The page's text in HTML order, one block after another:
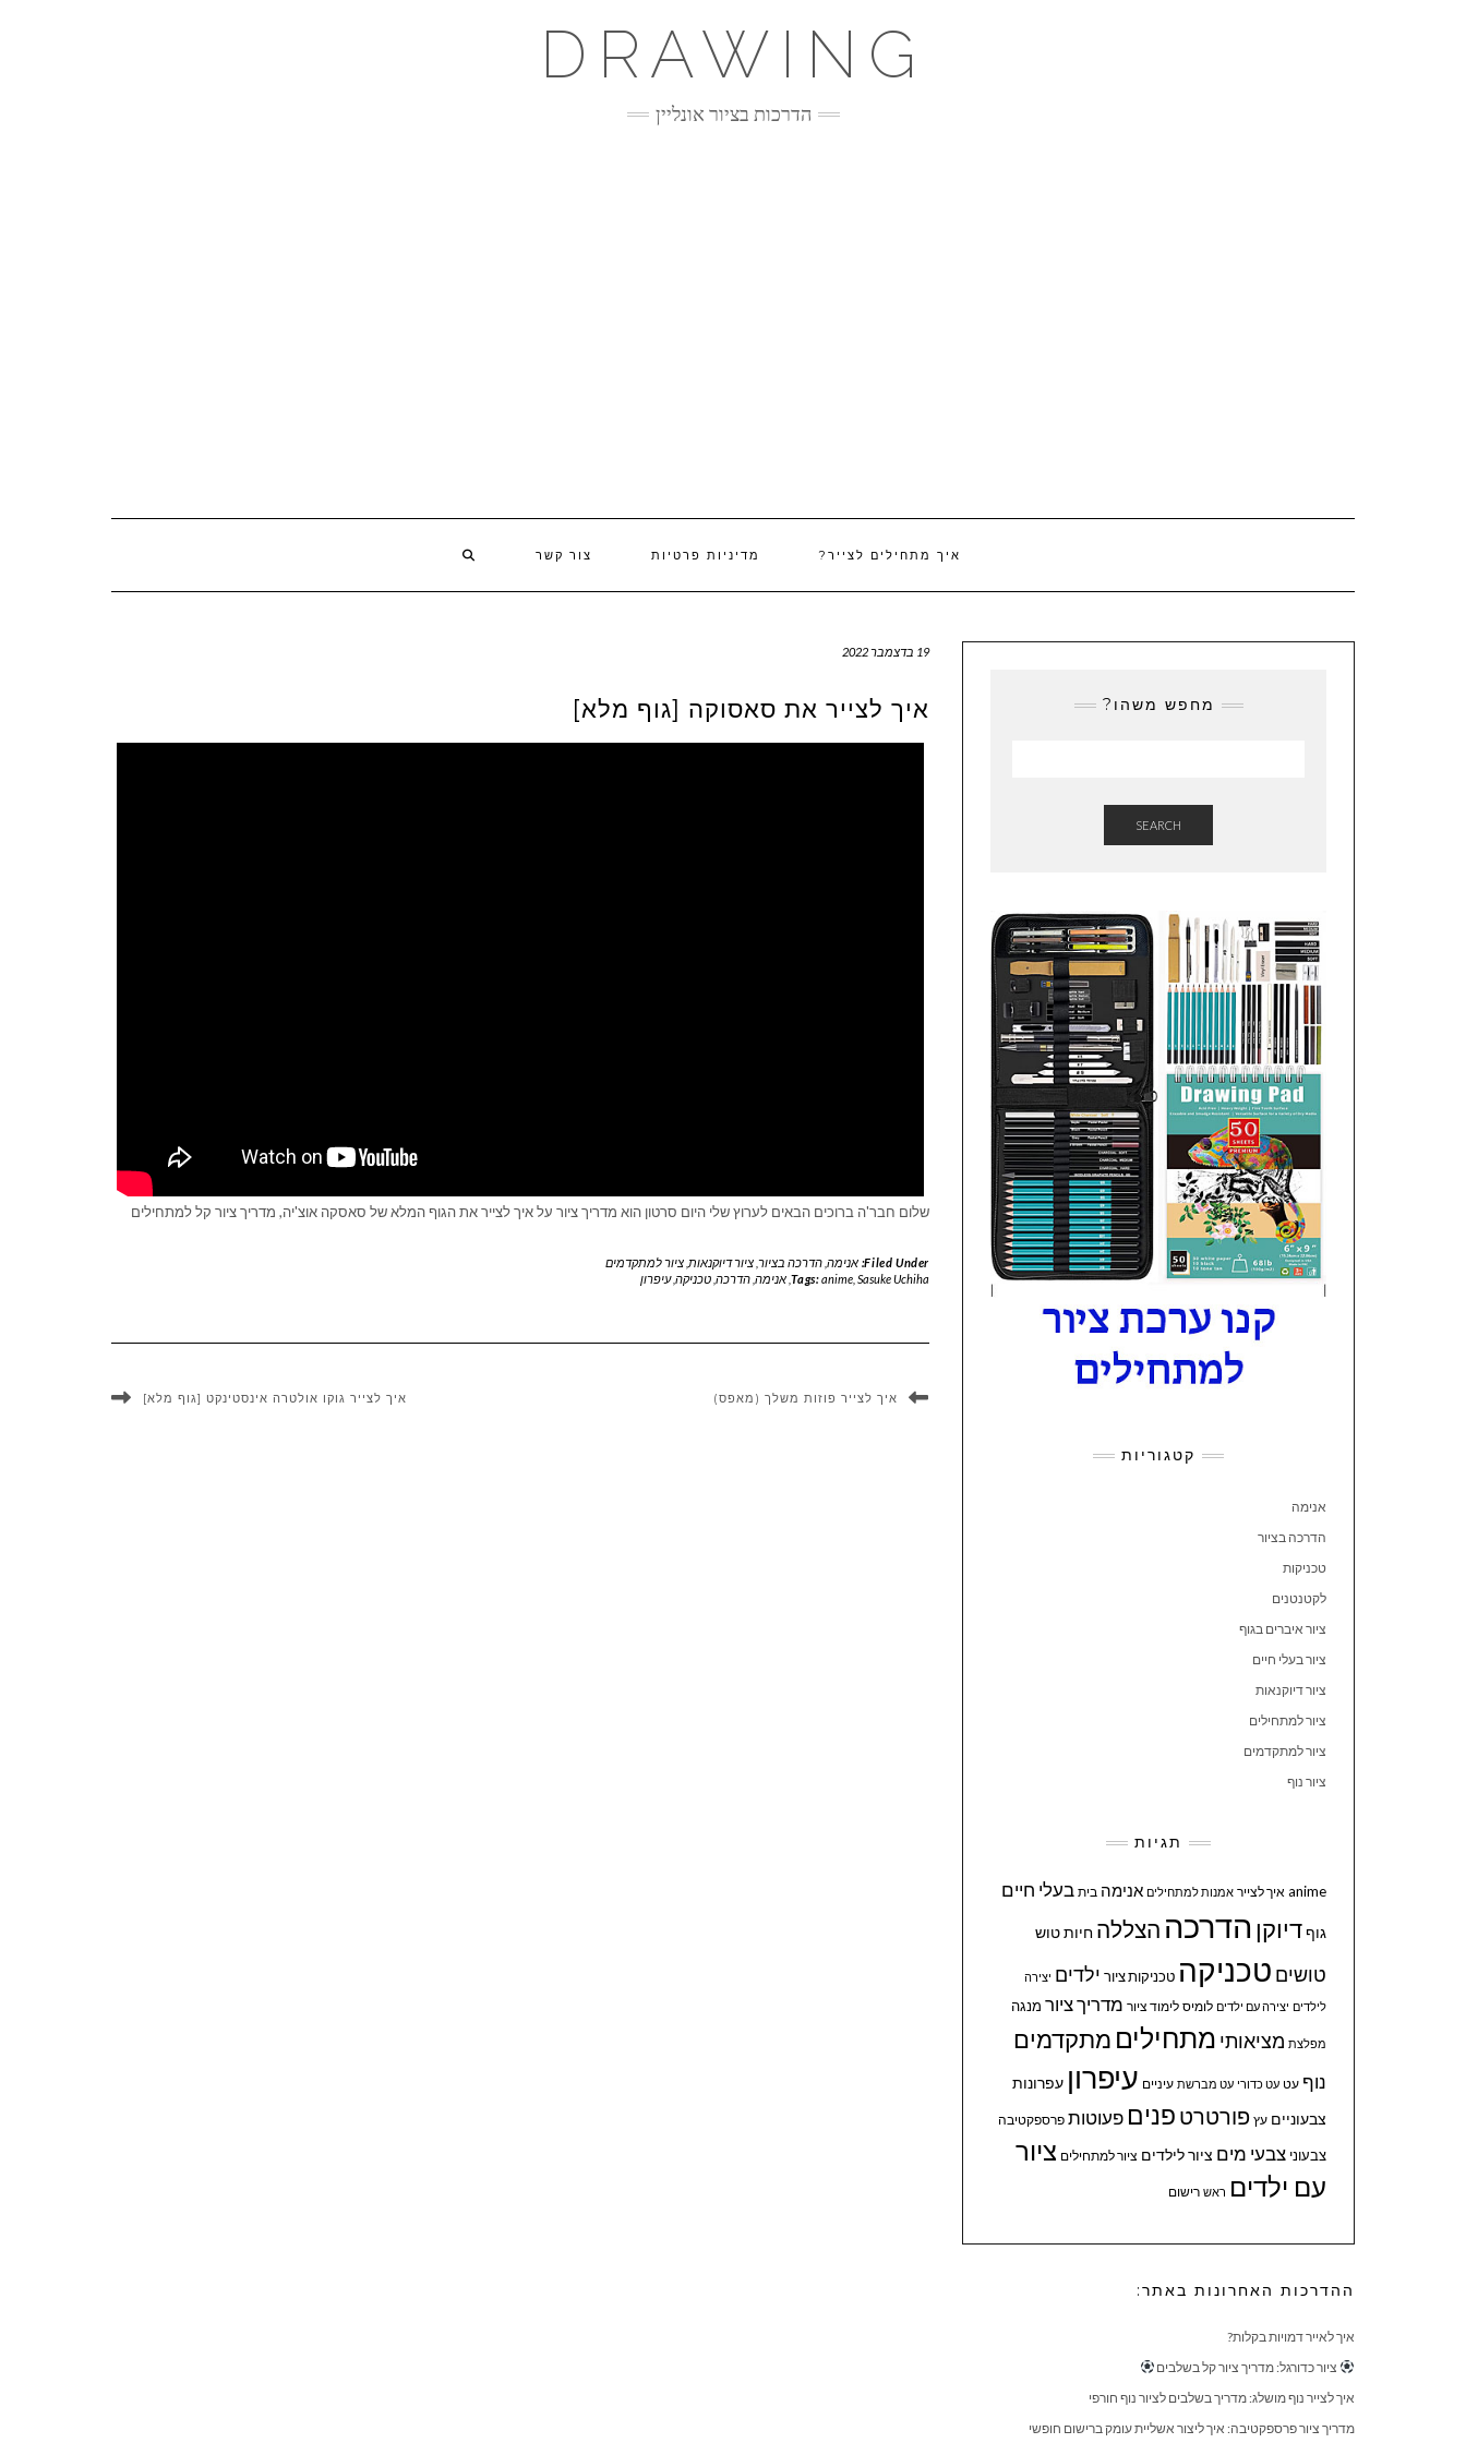
DRAWING
הדרכות בציור אונליין
איך מתחילים לצייר? מדיניות פרטיות צור קשר
19 בדצמבר 2022
איך לצייר את סאסוקה [גוף מלא]
שלום חבר'ה ברוכים הבאים לערוץ שלי היום סרטון הוא מדריך ציור על איך לצייר את הגוף המלא של סאסקה אוצ'יה, מדריך ציור קל למתחילים
Filed Under: אנימה, הדרכה בציור, ציור דיוקנאות ציור למתקדמים
Tags:anime Sasuke Uchiha
, אנימה, הדרכה, טכניקה,עיפרון
איך לצייר פוזות משלך (מאפס) איך לצייר גוקו אולטרה אינסטינקט [גוף מלא]
מחפש משהו?
SEARCH
קטגוריות
אנימה
הדרכה בציור
טכניקות
לקטנטנים
ציור איברים בגוף
ציור בעלי חיים
ציור דיוקנאות
ציור למתחילים
ציור למתקדמים
ציור נוף
תגיות
anime איך לצייר אמנות למתחילים אנימה בית בעלי חיים
גוףדיוקן הדרכה הצללה חיותטוש
טושים טכניקה טכניקות ציור ילדים יצירה
לילדים יצירה עם ילדים לומיס לימוד ציור מדריך ציור מנגה
מפלצת מציאותי מתחילים מתקדמים
נוף עט עט כדורי עט מברשת עיניים עיפרון עפרונות
צבעוניים עץ פורטרט פנים פעוטות פרספקטיבה
צבעוני צבעי מים ציור לילדים ציור למתחילים ציור
עם ילדים ראש רישום
ההדרכות האחרונות באתר:
איך לאייר דמויות בקלות?
ציור כדורגל: מדריך ציור קל בשלבים
איך לצייר נוף מושלג: מדריך בשלבים לציור נוף חורפי
מדריך ציור פרספקטיבה: איך ליצור אשליית עומק ברישום חופשי